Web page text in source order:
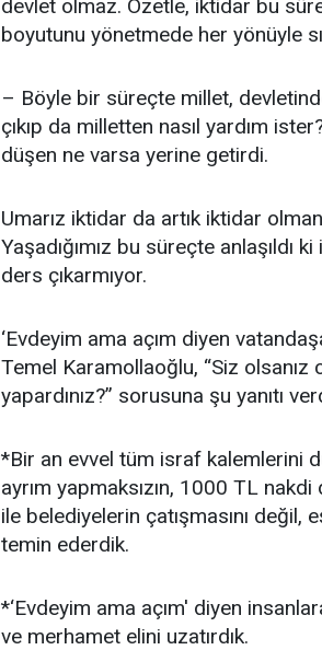
devlet olmaz. Özetle, iktidar bu
boyutunu yönetmede her yönüyle
– Böyle bir süreçte millet,
çıkıp da milletten nasıl yardım
düşen ne varsa yerine getirdi.
Umarız iktidar da artık iktidar
Yaşadığımız bu süreçte anlaşıldı
ders çıkarmıyor.
‘Evdeyim ama açım diyen
Temel Karamollaoğlu, “Siz
yapardınız?” sorusuna şu yanıtı
*Bir an evvel tüm israf kalemlerini
ayrım yapmaksızın, 1000 TL
ile belediyelerin çatışmasını değil,
temin ederdik.
*‘Evdeyim ama açım' diyen
ve merhamet elini uzatırdık.